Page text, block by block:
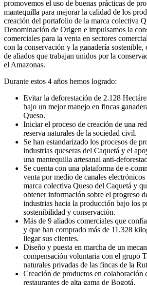
promovemos el uso de buenas prácticas de
mantequilla para mejorar la calidad de los
creación del portafolio de la marca colectiva
Denominación de Origen e impulsamos la
comerciales para la venta en sectores
con la conservación y la ganadería sostenible,
de aliados que trabajan unidos por la
el Amazonas.
Durante estos 4 años hemos logrado:
Evitar la deforestación de 2.128
bajo un mejor manejo en fincas
Queso.
Iniciar el proceso de creación de una
reserva naturales de la sociedad civil.
Se han estandarizado los procesos de
industrias queseras del Caquetá y el
una mantequilla artesanal anti-
Se cuenta con una plataforma de e-
venta por medio de canales
marca colectiva Queso del Caquetá y
obtener información sobre el progreso
industrias hacia la producción bajo los
sostenibilidad y conservación.
Más de 9 aliados comerciales que
y que han comprado más de 11.328
llegar sus clientes.
Diseño y puesta en marcha de un
compensación voluntaria con el grupo
naturales privadas de las fincas de la
Creación de productos en colaboración
restaurantes de alta gama de Bogotá.